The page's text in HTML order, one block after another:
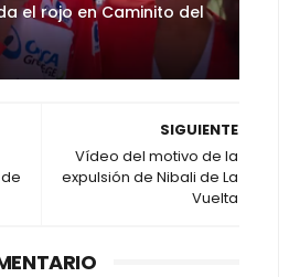
el rojo en Caminito del
SIGUIENTE
Vídeo del motivo de la
expulsión de Nibali de La
Vuelta